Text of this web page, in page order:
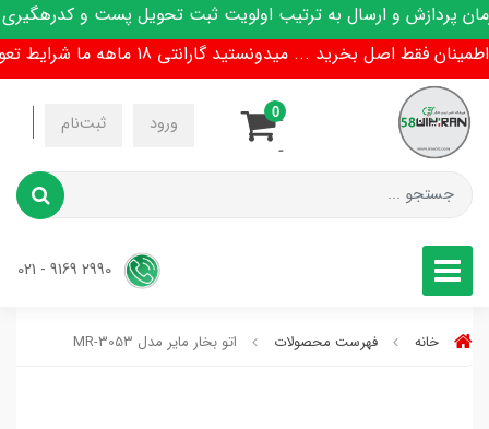
و ارسال به ترتیب اولویت ثبت تحویل پست و کدرهگیری
فقط اصل بخرید ... میدونستید گارانتی 18 ماهه ما شرایط تعویض هم داره !
ورود ثبت‌نام
-
-
0
خانه فهرست محصولات اتو بخار مایر مدل MR-3053